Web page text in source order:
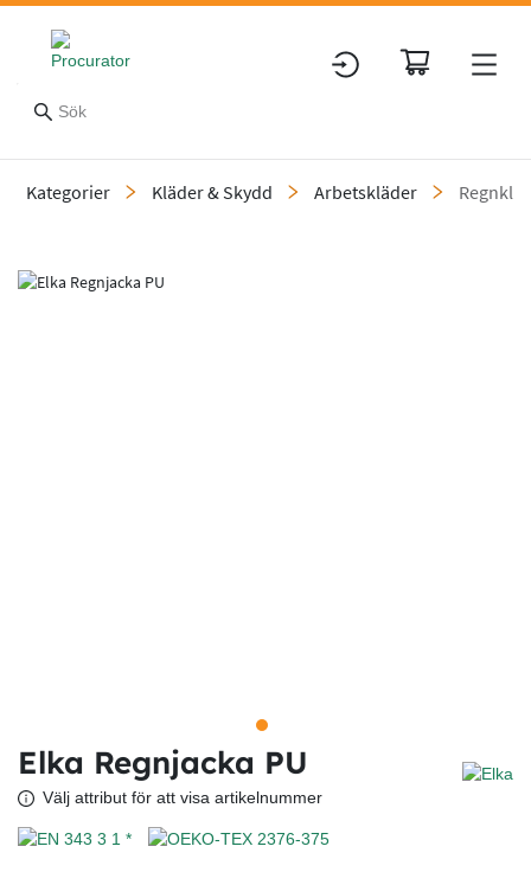
Kategorier Kläder & Skydd Arbetskläder
Slide 1 of 1
Elka Regnjacka PU
Välj attribut för att visa artikelnummer